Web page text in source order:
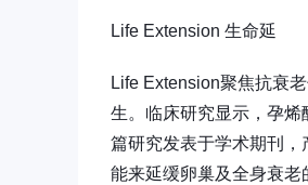
Life Extension 生命延
Life Extension聚焦抗衰
生。临床研究显示，孕
篇研究发表于学术期刊
能来延缓卵巢及全身衰老